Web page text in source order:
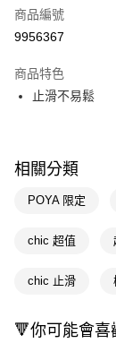
信用卡一次付款
LINE Pay
街口支付
相關說明
便利好安心！
商品編號
9956367
商品特色
止滑不易鬆
相關分類
POYA 限定
chic 超值
chic 止滑
🔻你可能會喜